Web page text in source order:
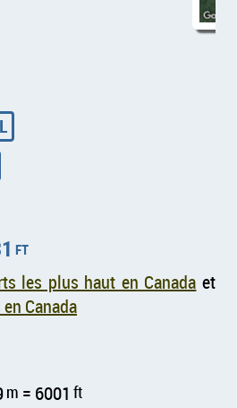
ft
les plus haut en Canada et
Canada
m = 6001 ft